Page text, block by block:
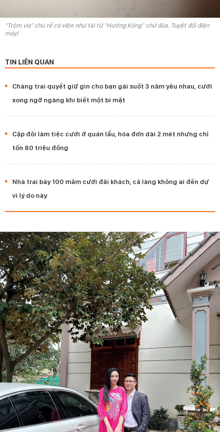
"Trộm vía" chú rể có vibe như tài tử "Hường Kông" chứ đùa. Tuyệt đối điện
máy!
TIN LIÊN QUAN
Chàng trai quyết giữ gìn cho bạn gái suốt 3 năm yêu nhau, cưới
xong ngỡ ngàng khi biết một bí mật
Cặp đôi làm tiệc cưới ở quán lẩu, hóa đơn dài 2 mét nhưng chỉ
tốn 80 triệu đồng
Nhà trai bày 100 mâm cưới đãi khách, cả làng không ai đến dự
vì lý do này